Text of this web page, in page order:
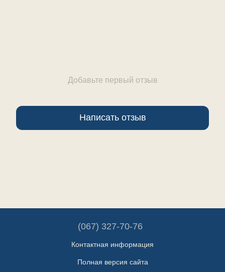
Добавьте первый отзыв
Написать отзыв
(067) 327-70-76
Контактная информация
Полная версия сайта